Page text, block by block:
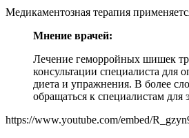
Медикаментозная терапия
Мнение врачей:
Лечение геморройных шишек
консультации специалиста для
диета и упражнения. В более
обращаться к специалистам для
https://www.youtube.com/embed/